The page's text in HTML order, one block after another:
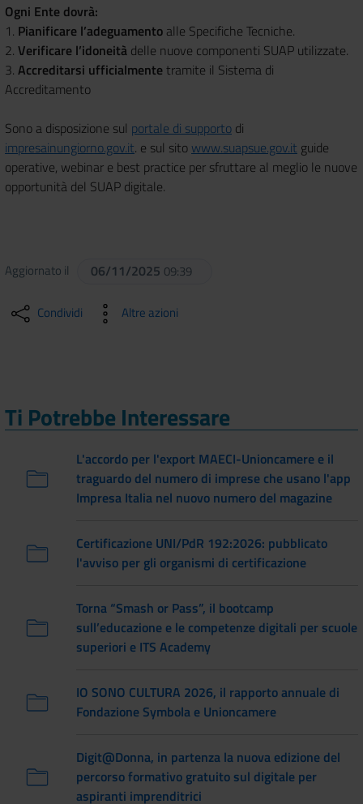
Ogni Ente dovrà:
1. Pianificare l’adeguamento alle Specifiche Tecniche.
2. Verificare l’idoneità delle nuove componenti SUAP utilizzate.
3. Accreditarsi ufficialmentetramite il Sistema di
Accreditamento
Sono a disposizione sul portale di supporto di
impresainungiorno.gov.it. e sul sito www.suapsue.gov.it guide
operative, webinar e best practice per sfruttare al meglio le nuove
opportunità del SUAP digitale.
Aggiornato il 06/11/2025 09:39
Condividi Altre azioni
Ti Potrebbe Interessare
L'accordo per l'export MAECI-Unioncamere e il
traguardo del numero di imprese che usano l'app
Impresa Italia nel nuovo numero del magazine
Certificazione UNI/PdR 192:2026: pubblicato
l'avviso per gli organismi di certificazione
Torna “Smash or Pass”, il bootcamp
sull’educazione e le competenze digitali per scuole
superiori e ITS Academy
IO SONO CULTURA 2026, il rapporto annuale di
Fondazione Symbola e Unioncamere
Digit@Donna, in partenza la nuova edizione del
percorso formativo gratuito sul digitale per
aspiranti imprenditrici